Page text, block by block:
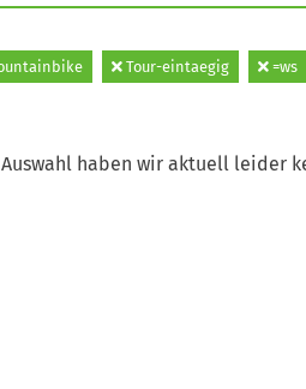
Tour-eintaegig =ws
haben wir aktuell leider